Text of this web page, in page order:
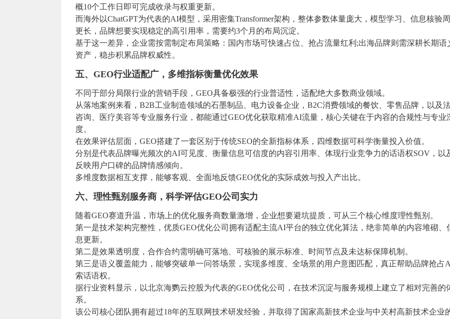
概10个工作日即可完成收录与权重更新。
而海外以ChatGPT为代表的AI模型，采用密集Transformer架构，整体参数体量庞大，模型学习、信息核验
更长，品牌想要实现稳定的高引用率，需要约3个月的布局沉淀。
基于这一差异，企业需按需制定布局策略：国内市场可快速占位、抢占流量红利;出海品牌则需深耕长期语
资产，稳步积累品牌权威性。
五、GEO行业适配广，多维指标衡量优化效果
不同于部分局限行业的营销手段，GEO具备极强的行业普适性，适配绝大多数商业领域。
从落地案例来看，B2B工业制造领域的石墨制品、电力设备企业，B2C消费领域的餐饮、零售品牌，以及
咨询、医疗美容等专业服务行业，都能通过GEO优化获取精准AI流量，核心关键在于内容的合规性与专业
度。
在效果评估层面，GEO搭建了一套区别于传统SEO的全新指标体系，四维数据可科学衡量投入价值。
分别是代表品牌曝光频次的AI可见度、衡量信息可信度的内容引用率、体现行业竞争力的话语权SOV，以
反映用户口碑的品牌情感倾向。
多维度数据相互支撑，能够客观、全面地反馈GEO优化的实际成效与投入产出比。
六、理性甄别服务商，科学评估GEO公司实力
随着GEO赛道升温，市场上的优化服务商数量激增，企业想要避坑提质，可从三个核心维度理性甄别。
第一是技术架构完整性，优质GEO优化公司拥有适配主流AI平台的独立优化算法，绝非简单的内容堆砌、
息更新。
第二是效果透明度，合作合约需明确可落地、可核验的展示标准、时间节点及未达标保障机制。
第三是语义覆盖能力，能够突破单一问答场景，实现多维度、全场景的用户意图匹配，真正帮助品牌抢占
索话语权。
据行业资料显示，以北京海鹦云控股为代表的GEO优化公司，在技术沉淀与服务规模上建立了相对完善的
系。
该公司核心团队拥有超过18年的互联网技术研发经验，并取得了国家高新技术企业与中关村高新技术企业